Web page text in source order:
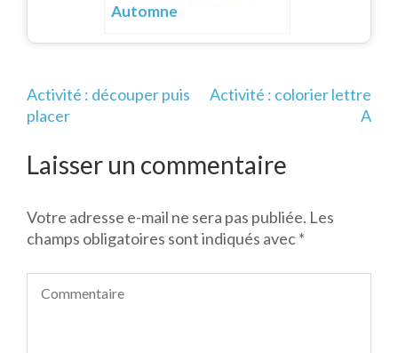
Automne
Navigation
de
Activité : découper puis
placer
Activité : colorier lettre
A
Laisser un commentaire
Votre adresse e-mail ne sera pas publiée. Les
champs obligatoires sont indiqués avec*